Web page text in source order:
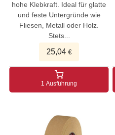
hohe Klebkraft. Ideal für glatte
und feste Untergründe wie
Fliesen, Metall oder Holz.
Stets...
25,04 €
1 Ausführung